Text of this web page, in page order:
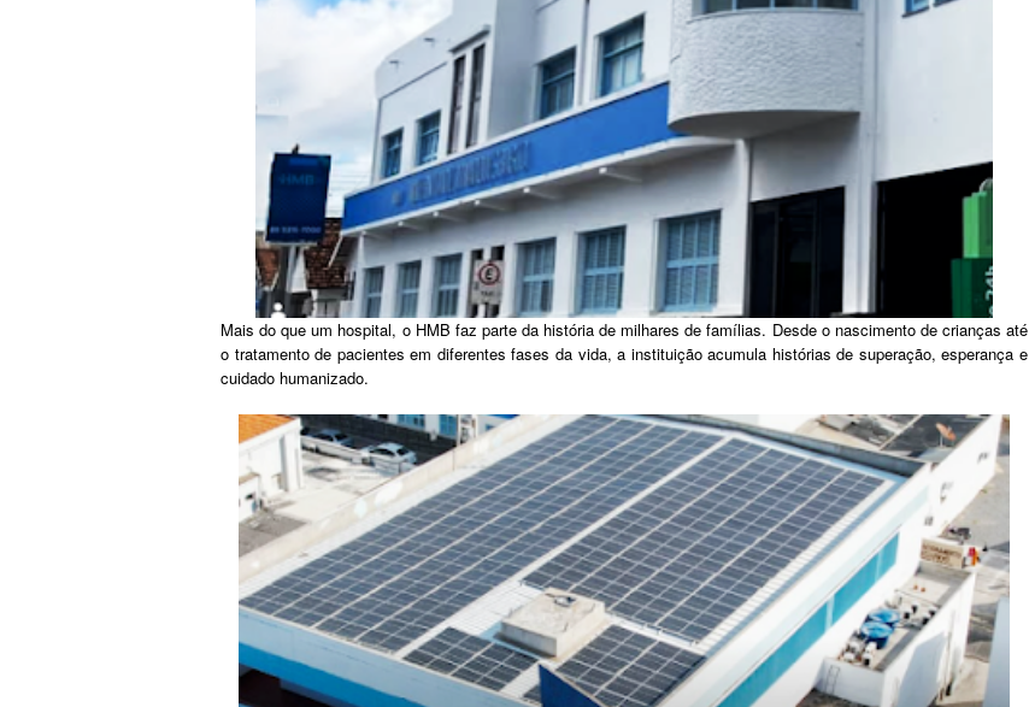
Mais do que um hospital, o HMB faz parte da história de milhares de famílias. Desde o nascimento de crianças até
o tratamento de pacientes em diferentes fases da vida, a instituição acumula histórias de superação, esperança e
cuidado humanizado.